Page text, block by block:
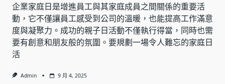
企業家庭日是增進員工與其家庭成員之間關係的重要活
動，它不僅讓員工感受到公司的溫暖，也能提高工作滿意
度與凝聚力。成功的親子日活動不僅執行得當，同時也需
要有創意和朋友般的氛圍。要規劃一場令人難忘的家庭日
活
Admin 9 月 4, 2025